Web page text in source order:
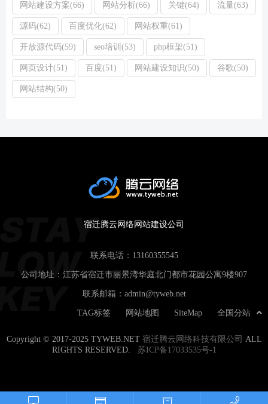
网站建设方案(66) 网站分析(66) 关键(64) 流量(63)
源码(62) 百度优化(62) 网站权重(61)
开放源代码(59) seo培训(53) php框架(51)
网页设计(51) 百度(51) 网站建设知识(50) 谷歌(50)
网站结构(50)
宿迁腾云网络网站建设公司
联系电话： 13160355545
公司地址：江苏省宿迁市丽景湾华庭北门都市花园公寓9楼907
联系邮箱： admin@tyweb.net
全国分站
SiteMap
网站地图
TAG标签
Copyright © 2017-2025 TYWEB.NET 宿迁腾云网络科技有限公司
ALL
RIGHTS RESERVED. 苏ICP备17033535号-1